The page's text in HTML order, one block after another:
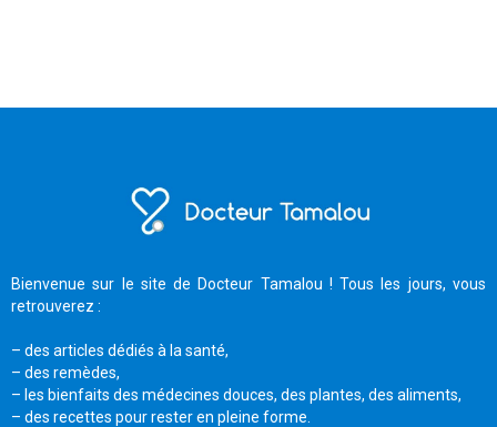
Bienvenue sur le site de Docteur Tamalou ! Tous les jours, vous
retrouverez :
– des articles dédiés à la santé,
– des remèdes,
– les bienfaits des médecines douces, des plantes, des aliments,
– des recettes pour rester en pleine forme.